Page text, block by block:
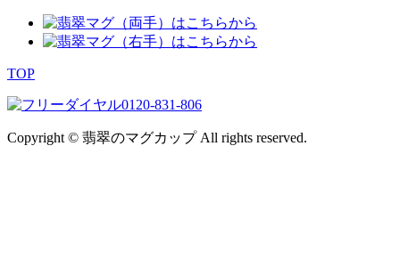
TOP
0120-831-806
Copyright © 翡翠のマグカップ All rights reserved.